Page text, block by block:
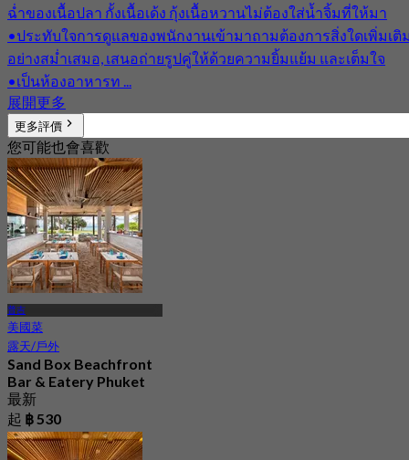
ฉ่ำของเนื้อปลา กั้งเนื้อเด้ง กุ้งเนื้อหวานไม่ต้องใส่น้ำจิ้มที่ให้มา
•ประทับใจการดูแลของพนักงานเข้ามาถามต้องการสิ่งใดเพิ่มเติ
อย่างสม่ำเสมอ, เสนอถ่ายรูปคู่ให้ด้วยความยิ้มแย้ม และเต็มใจ
•เป็นห้องอาหารท ...
展開更多
更多評價
您可能也會喜歡
普吉
美國菜
露天/戶外
Sand Box Beachfront
Bar & Eatery Phuket
最新
起 ฿ 530